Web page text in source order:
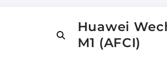
Huawei
M1 (AFCI)